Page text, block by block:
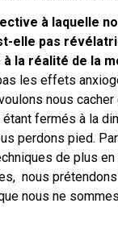
à laquelle
elle pas
la réalité de la
les effets
nous
fermés à la
perdons pied.
de plus
nous
nous ne